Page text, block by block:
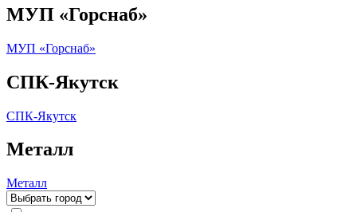
МУП «Горснаб»
МУП «Горснаб»
СПК-Якутск
СПК-Якутск
Металл
Металл